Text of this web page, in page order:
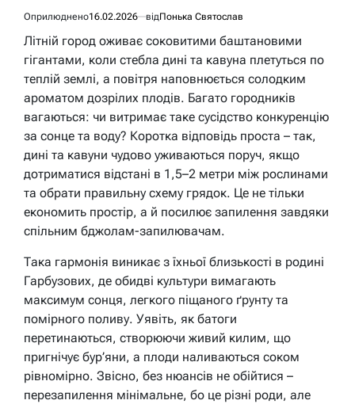
Оприлюднено16.02.2026 відПонька Святослав
Літній город оживає соковитими баштановими
гігантами, коли стебла дині та кавуна плетуться по
теплій землі, а повітря наповнюється солодким
ароматом дозрілих плодів. Багато городників
вагаються: чи витримає таке сусідство конкуренцію
за сонце та воду? Коротка відповідь проста – так,
дині та кавуни чудово уживаються поруч, якщо
дотриматися відстані в 1,5–2 метри між рослинами
та обрати правильну схему грядок. Це не тільки
економить простір, а й посилює запилення завдяки
спільним бджолам-запилювачам.
Така гармонія виникає з їхньої близькості в родині
Гарбузових, де обидві культури вимагають
максимум сонця, легкого піщаного ґрунту та
помірного поливу. Уявіть, як батоги
перетинаються, створюючи живий килим, що
пригнічує бур’яни, а плоди наливаються соком
рівномірно. Звісно, без нюансів не обійтися –
перезапилення мінімальне, бо це різні роди, але